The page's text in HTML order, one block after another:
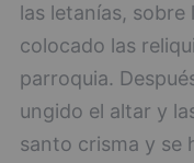
las letanías, sobre
colocado las
parroquia.
ungido el altar y
santo crisma y se